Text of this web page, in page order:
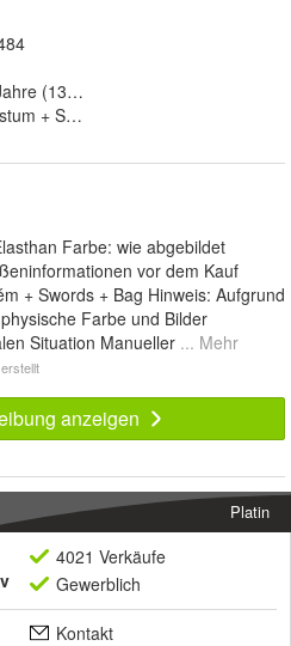
(130-140cm), Kinder 11-12
Farbe: wie abgebildet
vor dem Kauf
+ Swords + Bag Hinweis: Aufgrund
Farbe und Bilder
Situation Manueller ... Mehr
anzeigen
Platin
4021 Verkäufe
Gewerblich
Kontakt